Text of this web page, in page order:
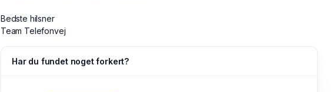
Bedste hilsner
Team Telefonvej
Har du fundet noget forkert?